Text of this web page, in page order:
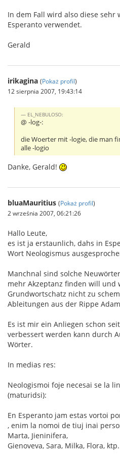
In dem Fall wird also diese
Esperanto verwendet.
Gerald
irikagina (Pokaż profil)
12 sierpnia 2007, 19:43:14
EL_NEBULOSO:
@ -log-:
die Woerter mit -logie, die man
alle -logio
Danke, Gerald!
bluaMauritius (Pokaż profil)
2 września 2007, 06:21:26
Hallo Leute,
es ist ja erstaunlich, dahs in
Wort Neologismus
Manchnal sind solche
mehr Akzeptanz finden will und
Grundwortschatz nicht zu
Ableitungen aus der Rippe
Es ist mir ein Anliegen schon
verbessert werden kann durch
Wörter.
In medias res:
Neologismoi foje necesai se la
(maturidsi):
En Esperanto jam estas vortoi
, enim la nomoi de tiuj inai
Marta, Jieninifera,
Gienoveva, Sara, Milka, Flora, ktp.